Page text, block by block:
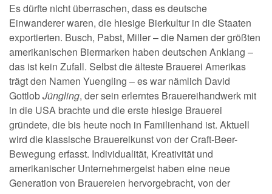
Es dürfte nicht überraschen, dass es deutsche
Einwanderer waren, die hiesige Bierkultur in die Staaten
exportierten. Busch, Pabst, Miller – die Namen der größten
amerikanischen Biermarken haben deutschen Anklang –
das ist kein Zufall. Selbst die älteste Brauerei Amerikas
trägt den Namen Yuengling – es war nämlich David
GottlobJüngling, der sein erlerntes Brauereihandwerk mit
in die USA brachte und die erste hiesige Brauerei
gründete, die bis heute noch in Familienhand ist. Aktuell
wird die klassische Brauereikunst von der Craft-Beer-
Bewegung erfasst. Individualität, Kreativität und
amerikanischer Unternehmergeist haben eine neue
Generation von Brauereien hervorgebracht, von der